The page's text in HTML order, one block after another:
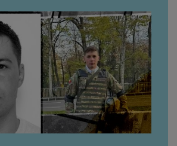
ajutat-o.”